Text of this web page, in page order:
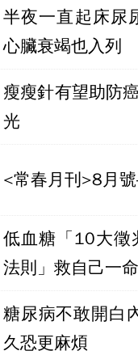
半夜一直起床尿
心臟衰竭也入列
瘦瘦針有望助防
光
<常春月刊>8月
低血糖「10大徵
法則」救自己一命
糖尿病不敢開白
久恐更麻煩